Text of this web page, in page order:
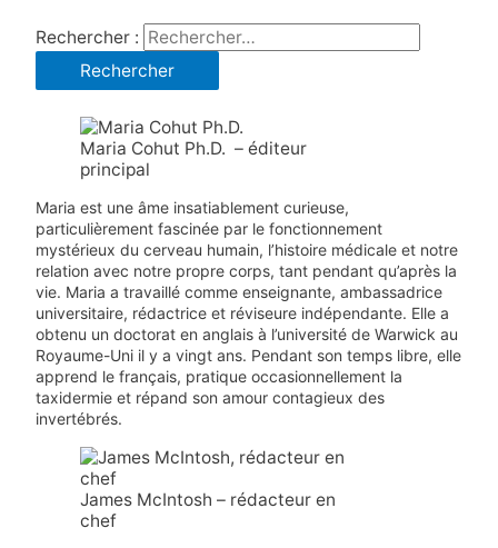
Rechercher :
Maria Cohut Ph.D. – éditeur
principal
Maria est une âme insatiablement curieuse,
particulièrement fascinée par le fonctionnement
mystérieux du cerveau humain, l’histoire médicale et notre
relation avec notre propre corps, tant pendant qu’après la
vie. Maria a travaillé comme enseignante, ambassadrice
universitaire, rédactrice et réviseure indépendante. Elle a
obtenu un doctorat en anglais à l’université de Warwick au
Royaume-Uni il y a vingt ans. Pendant son temps libre, elle
apprend le français, pratique occasionnellement la
taxidermie et répand son amour contagieux des
invertébrés.
James McIntosh – rédacteur en
chef